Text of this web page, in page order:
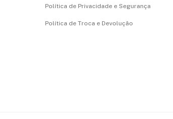
Política de Privacidade e Segurança
Política de Troca e Devolução